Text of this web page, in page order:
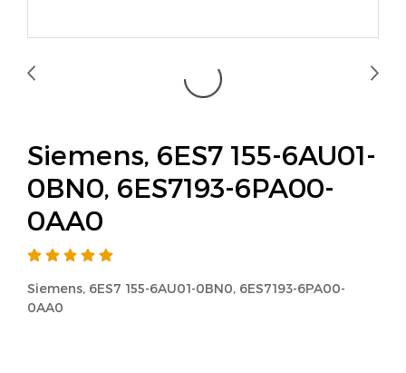
Siemens, 6ES7 155-6AU01-
0BN0, 6ES7193-6PA00-
0AA0
Siemens, 6ES7 155-6AU01-0BN0, 6ES7193-6PA00-
0AA0